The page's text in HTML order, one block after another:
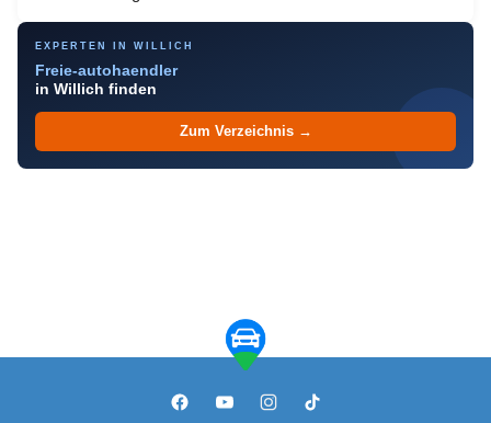
EXPERTEN IN WILLICH
Freie-autohaendler
in Willich finden
Zum Verzeichnis →